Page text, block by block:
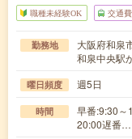
職種未経験OK 交通
勤務地
大阪府和泉
和泉中央駅
曜日頻度 週5日
時間
早番:9:30～
20:00遅番…